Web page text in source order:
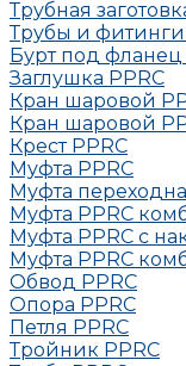
Трубная
Трубы и
Бурт под
Заглушка РРRC
Кран шаровой
Кран шаровой
Крест PPRC
Муфта PPRC
Муфта
Муфта РРRC
Муфта PPRC с
Муфта РРRC
Обвод РРRC
Опора РРRC
Петля РРRC
Тройник РРRC